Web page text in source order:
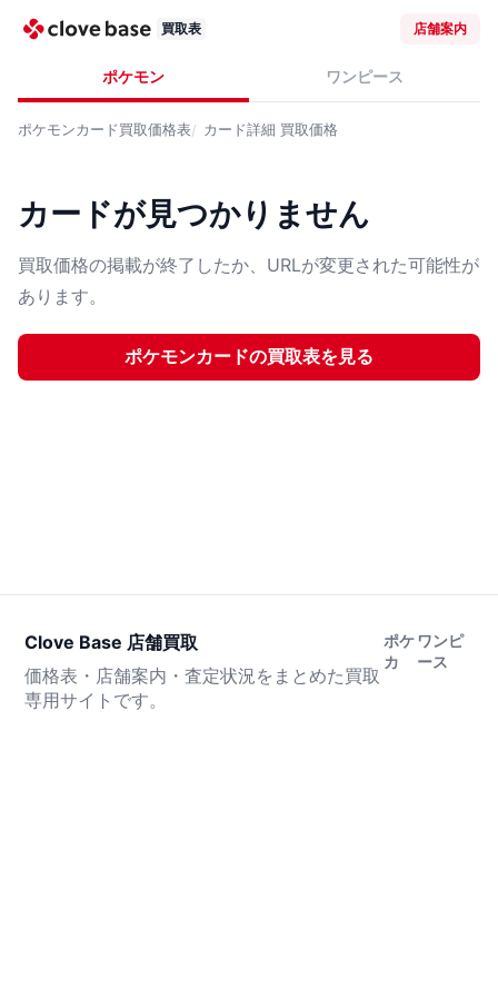
買取表 店舗案内
ポケモン ワンピース
ポケモンカード買取価格表 カード詳細 買取価格
カードが見つかりません
買取価格の掲載が終了したか、URLが変更された可能性が
あります。
ポケモンカードの買取表を見る
Clove Base 店舗買取
価格表・店舗案内・査定状況をまとめた買取
専用サイトです。
ポケ
カ
ワンピ
ース